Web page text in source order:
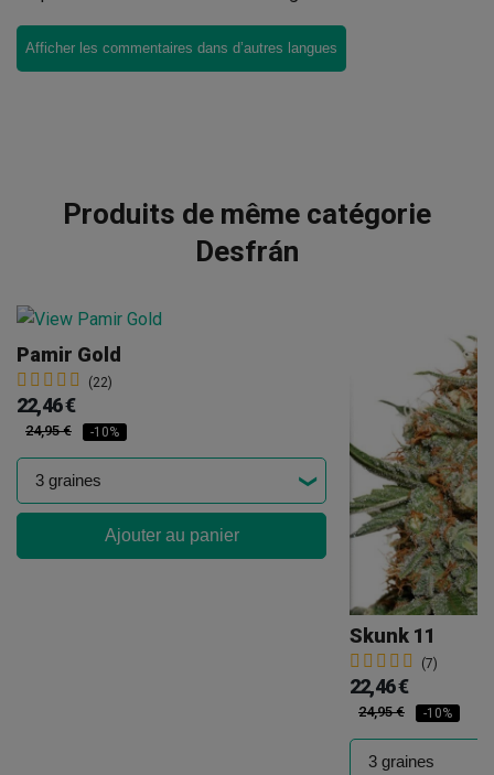
Afficher les commentaires dans d’autres langues
Produits de même catégorie
Desfrán
Pamir Gold
(22)
22,46 €
24,95 € -10%
Ajouter au panier
Skunk 11
(7)
22,46 €
24,95 € -10%